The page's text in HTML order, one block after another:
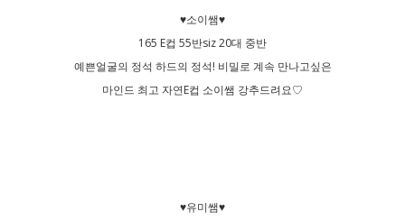
♥소이쌤♥
165 E컵 55반siz 20대 중반
예쁜얼굴의 정석 하드의 정석! 비밀로 계속 만나고싶은
마인드 최고 자연E컵 소이쌤 강추드려요♡
♥유미쌤♥